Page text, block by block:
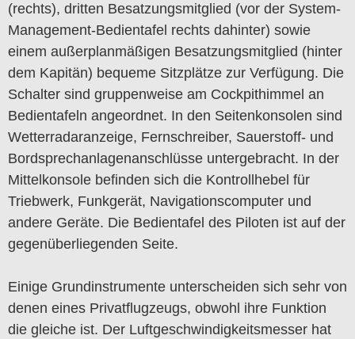
(rechts), dritten Besatzungsmitglied (vor der System-
Management-Bedientafel rechts dahinter) sowie
einem außerplanmäßigen Besatzungsmitglied (hinter
dem Kapitän) bequeme Sitzplätze zur Verfügung. Die
Schalter sind gruppenweise am Cockpithimmel an
Bedientafeln angeordnet. In den Seitenkonsolen sind
Wetterradaranzeige, Fernschreiber, Sauerstoff- und
Bordsprechanlagenanschlüsse untergebracht. In der
Mittelkonsole befinden sich die Kontrollhebel für
Triebwerk, Funkgerät, Navigationscomputer und
andere Geräte. Die Bedientafel des Piloten ist auf der
gegenüberliegenden Seite.
Einige Grundinstrumente unterscheiden sich sehr von
denen eines Privatflugzeugs, obwohl ihre Funktion
die gleiche ist. Der Luftgeschwindigkeitsmesser hat